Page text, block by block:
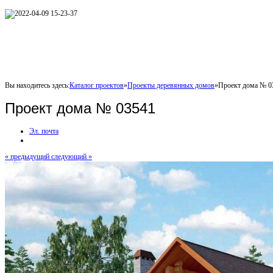
Вы находитесь здесь:Каталог проектов»Проекты деревянных домов»Проект дома №
Проект дома № 03541
Эл. почта
« предыдущий следующий »